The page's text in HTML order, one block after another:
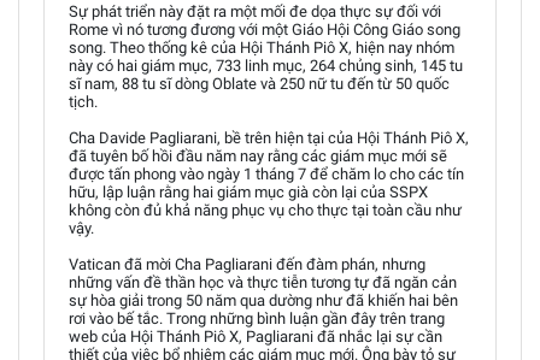
Sự phát triển này đặt ra một mối đe dọa thực sự đối với
Rome vì nó tương đương với một Giáo Hội Công Giáo song
song. Theo thống kê của Hội Thánh Piô X, hiện nay nhóm
này có hai giám mục, 733 linh mục, 264 chủng sinh, 145 tu
sĩ nam, 88 tu sĩ dòng Oblate và 250 nữ tu đến từ 50 quốc
tịch.
Cha Davide Pagliarani, bề trên hiện tại của Hội Thánh Piô X,
đã tuyên bố hồi đầu năm nay rằng các giám mục mới sẽ
được tấn phong vào ngày 1 tháng 7 để chăm lo cho các tín
hữu, lập luận rằng hai giám mục già còn lại của SSPX
không còn đủ khả năng phục vụ cho thực tại toàn cầu như
vậy.
Vatican đã mời Cha Pagliarani đến đàm phán, nhưng
những vấn đề thần học và thực tiễn tương tự đã ngăn cản
sự hòa giải trong 50 năm qua dường như đã khiến hai bên
rơi vào bế tắc. Trong những bình luận gần đây trên trang
web của Hội Thánh Piô X, Pagliarani đã nhắc lại sự cần
thiết của việc bổ nhiệm các giám mục mới. Ông bày tỏ sự